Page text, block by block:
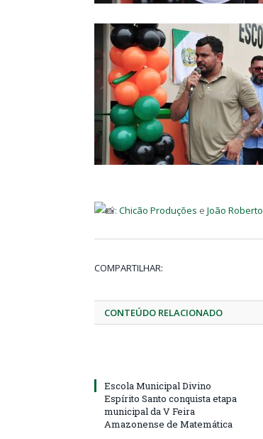
: Chicão Produções e João Roberto
COMPARTILHAR:
CONTEÚDO RELACIONADO
Escola Municipal Divino
Espírito Santo conquista etapa
municipal da V Feira
Amazonense de Matemática